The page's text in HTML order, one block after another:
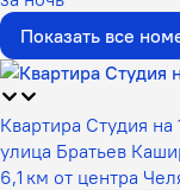
Показать все
Квартира Студия на
улица Братьев
6,1 км от центра